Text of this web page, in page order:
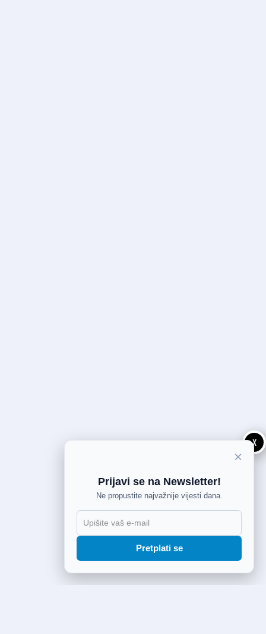
X
×
Prijavi se na Newsletter!
Ne propustite najvažnije vijesti dana.
Pretplati se